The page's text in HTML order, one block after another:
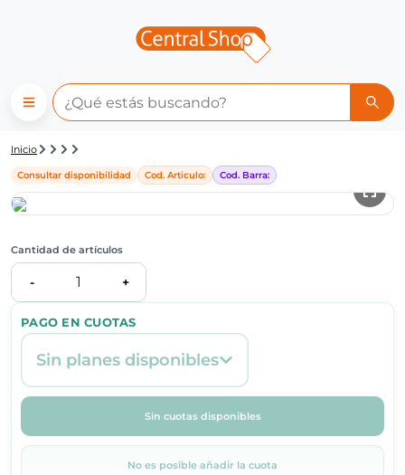
Detalle de producto | Central
Inicio
Consultar disponibilidad Cod. Articulo: Cod. Barra:
PAGO EN CUOTAS
Sin planes disponibles
Sin cuotas disponibles
No es posible añadir la cuota
Cantidad de artículos
- 1 +